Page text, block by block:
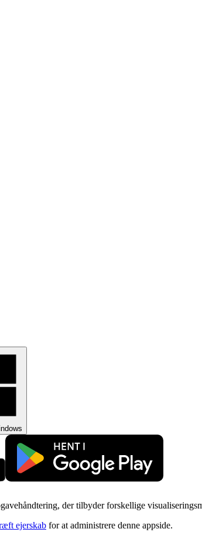
der tilbyder forskellige
ejerskab for at administrere denne appside.